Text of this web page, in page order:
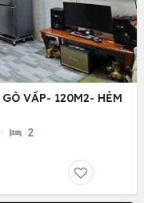
VẤP- 120M2- HẺM
· 2